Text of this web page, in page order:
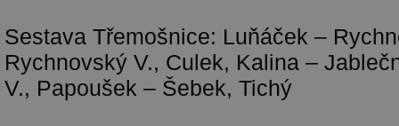
Sestava Třemošnice: Luňáček –
Rychnovský V., Culek, Kalina –
V., Papoušek – Šebek, Tichý